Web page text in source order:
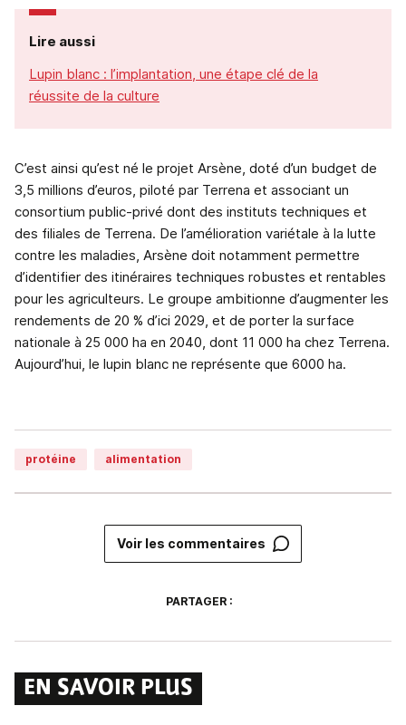
Lire aussi
Lupin blanc : l’implantation, une étape clé de la
réussite de la culture
C’est ainsi qu’est né le projet Arsène, doté d’un budget de
3,5 millions d’euros, piloté par Terrena et associant un
consortium public-privé dont des instituts techniques et
des filiales de Terrena. De l’amélioration variétale à la lutte
contre les maladies, Arsène doit notamment permettre
d’identifier des itinéraires techniques robustes et rentables
pour les agriculteurs. Le groupe ambitionne d’augmenter les
rendements de 20 % d’ici 2029, et de porter la surface
nationale à 25 000 ha en 2040, dont 11 000 ha chez Terrena.
Aujourd’hui, le lupin blanc ne représente que 6000 ha.
protéine alimentation
Voir les commentaires
PARTAGER :
EN SAVOIR PLUS